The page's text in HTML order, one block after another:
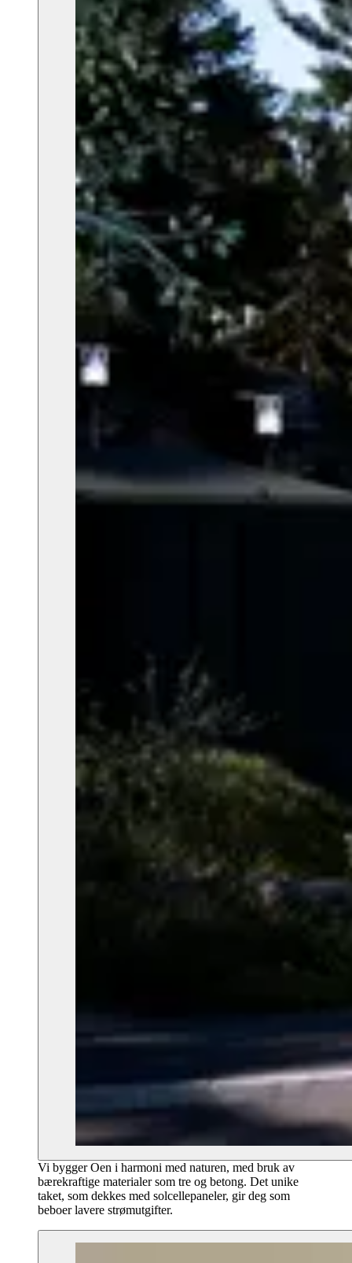
Vi bygger Oen i harmoni med naturen, med bruk av
bærekraftige materialer som tre og betong. Det unike
taket, som dekkes med solcellepaneler, gir deg som
beboer lavere strømutgifter.